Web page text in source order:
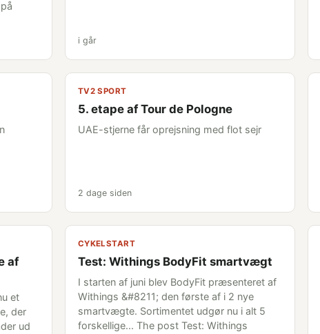
i går
TV2 SPORT
5. etape af Tour de Pologne
UAE-stjerne får oprejsning med flot sejr
2 dage siden
af
et
der
ud
CYKELSTART
Test: Withings BodyFit smartvægt
I starten af juni blev BodyFit præsenteret af
Withings &#8211; den første af i 2 nye
smartvægte. Sortimentet udgør nu i alt 5
forskellige... The post Test: Withings